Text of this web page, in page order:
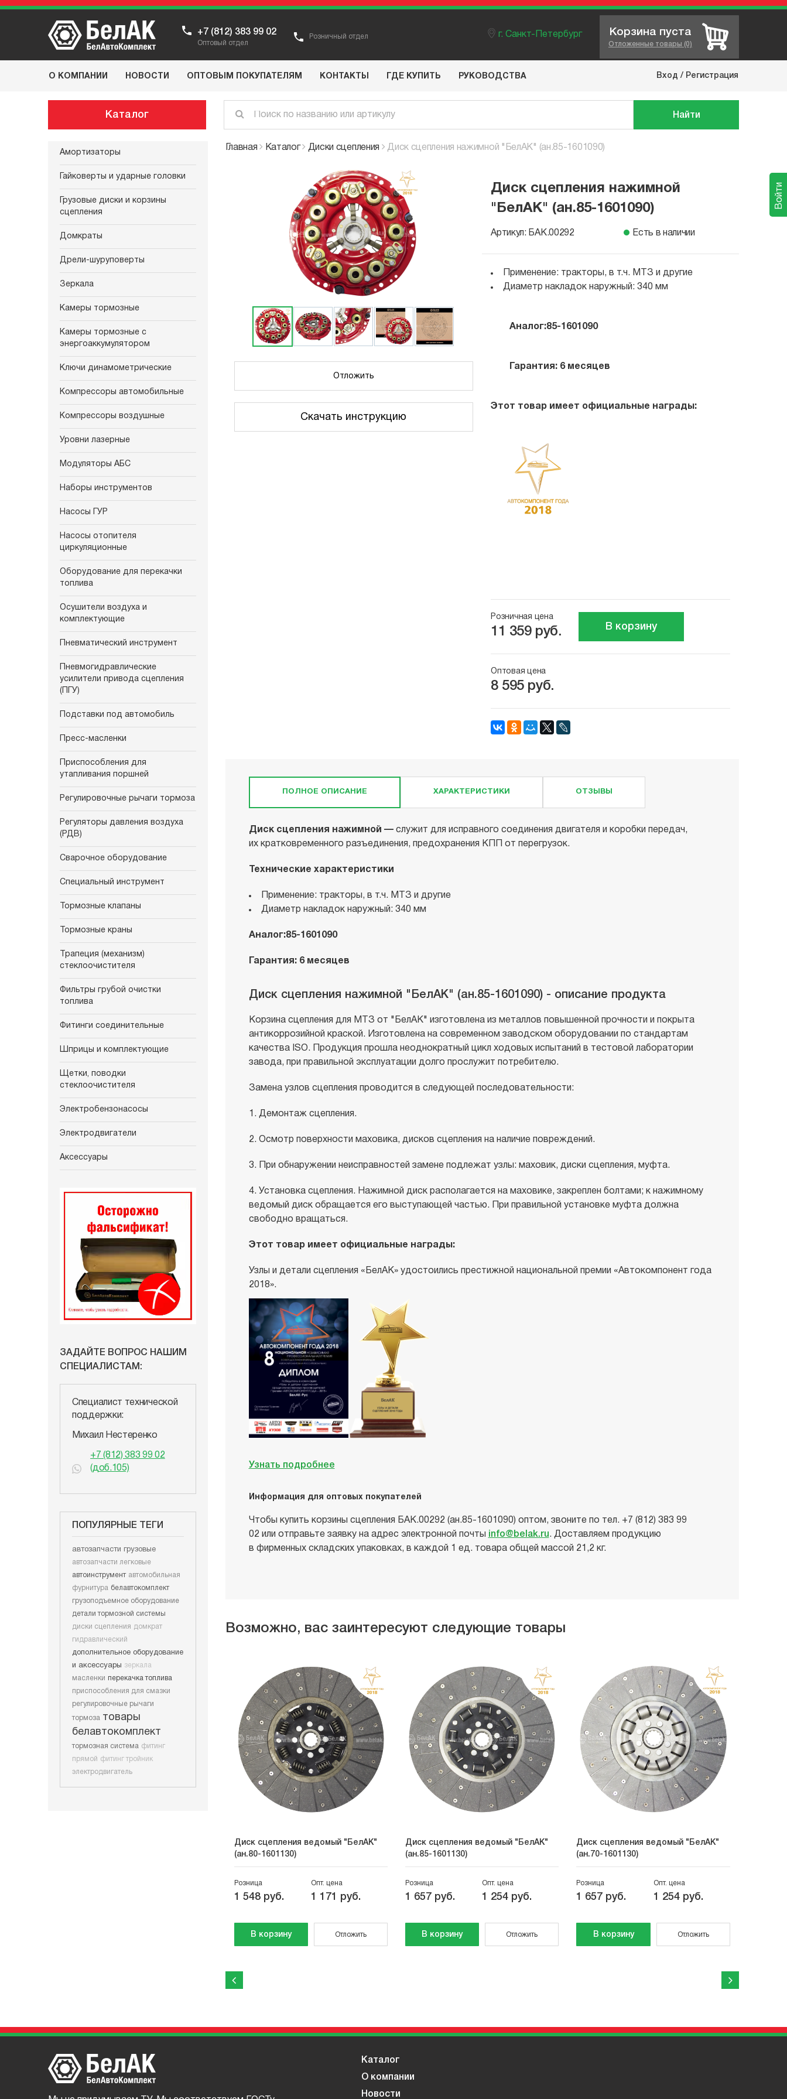
+7 (812) 383 99 02
Оптовый отдел
Розничный отдел г. Санкт-Петербург Корзина пуста
Отложенные товары (0)
О КОМПАНИИ НОВОСТИ ОПТОВЫМ ПОКУПАТЕЛЯМ КОНТАКТЫ ГДЕ КУПИТЬ РУКОВОДСТВА Вход / Регистрация
Каталог Найти
Амортизаторы
Гайковерты и ударные головки
Грузовые диски и корзины
сцепления
Домкраты
Дрели-шуруповерты
Зеркала
Камеры тормозные
Камеры тормозные с
энергоаккумулятором
Ключи динамометрические
Компрессоры автомобильные
Компрессоры воздушные
Уровни лазерные
Модуляторы АБС
Наборы инструментов
Насосы ГУР
Насосы отопителя
циркуляционные
Оборудование для перекачки
топлива
Осушители воздуха и
комплектующие
Пневматический инструмент
Пневмогидравлические
усилители привода сцепления
(ПГУ)
Подставки под автомобиль
Пресс-масленки
Приспособления для
утапливания поршней
Регулировочные рычаги тормоза
Регуляторы давления воздуха
(РДВ)
Сварочное оборудование
Специальный инструмент
Тормозные клапаны
Тормозные краны
Трапеция (механизм)
стеклоочистителя
Фильтры грубой очистки
топлива
Фитинги соединительные
Шприцы и комплектующие
Щетки, поводки
стеклоочистителя
Электробензонасосы
Электродвигатели
Аксессуары
ЗАДАЙТЕ ВОПРОС НАШИМ
СПЕЦИАЛИСТАМ:
Специалист технической
поддержки:
Михаил Нестеренко
+7 (812) 383 99 02
(доб.105)
ПОПУЛЯРНЫЕ ТЕГИ
автозапчасти грузовые
автозапчасти легковые
автоинструмент автомобильная
фурнитура белавтокомплект
грузоподъемное оборудование
детали тормозной системы
диски сцепления
домкрат
гидравлический
дополнительное оборудование
и аксессуары зеркала
масленки перекачка топлива
приспособления для смазки
регулировочные рычаги
тормоза товары
белавтокомплект
тормозная система фитинг
прямой фитинг тройник
электродвигатель
Главная Каталог Диски сцепления Диск сцепления нажимной "БелАК" (ан.85-1601090)
Отложить
Скачать инструкцию
Диск сцепления нажимной
"БелАК" (ан.85-1601090)
Артикул: БАК.00292 Есть в наличии
Применение: тракторы, в т.ч. МТЗ и другие
Диаметр накладок наружный: 340 мм
Аналог:85-1601090
Гарантия: 6 месяцев
Этот товар имеет официальные награды:
Розничная цена
11 359 руб. В корзину
Оптовая цена
8 595 руб.
ПОЛНОЕ ОПИСАНИЕ ХАРАКТЕРИСТИКИ ОТЗЫВЫ
Диск сцепления нажимной —служит для исправного соединения двигателя и коробки передач,
их кратковременного разъединения, предохранения КПП от перегрузок.
Технические характеристики
Применение: тракторы, в т.ч. МТЗ и другие
Диаметр накладок наружный: 340 мм
Аналог:85-1601090
Гарантия: 6 месяцев
Диск сцепления нажимной "БелАК" (ан.85-1601090) - описание продукта
Корзина сцепления для МТЗ от "БелАК" изготовлена из металлов повышенной прочности и покрыта
антикоррозийной краской. Изготовлена на современном заводском оборудовании по стандартам
качества ISO. Продукция прошла неоднократный цикл ходовых испытаний в тестовой лаборатории
завода, при правильной эксплуатации долго прослужит потребителю.
Замена узлов сцепления проводится в следующей последовательности:
1. Демонтаж сцепления.
2. Осмотр поверхности маховика, дисков сцепления на наличие повреждений.
3. При обнаружении неисправностей замене подлежат узлы: маховик, диски сцепления, муфта.
4. Установка сцепления. Нажимной диск располагается на маховике, закреплен болтами; к нажимному
ведомый диск обращается его выступающей частью. При правильной установке муфта должна
свободно вращаться.
Этот товар имеет официальные награды:
Узлы и детали сцепления «БелАК» удостоились престижной национальной премии «Автокомпонент года
2018».
Узнать подробнее
Информация для оптовых покупателей
Чтобы купить корзины сцепления БАК.00292 (ан.85-1601090) оптом, звоните по тел. +7 (812) 383 99
02 или отправьте заявку на адрес электронной почты info@belak.ru. Доставляем продукцию
в фирменных складских упаковках, в каждой 1 ед. товара общей массой 21,2 кг.
Возможно, вас заинтересуют следующие товары
Диск сцепления ведомый "БелАК"
(ан.80-1601130)
Розница
1 548 руб.
Опт. цена
1 171 руб.
В корзину Отложить
Диск сцепления ведомый "БелАК"
(ан.85-1601130)
Розница
1 657 руб.
Опт. цена
1 254 руб.
В корзину Отложить
Диск сцепления ведомый "БелАК"
(ан.70-1601130)
Розница
1 657 руб.
Опт. цена
1 254 руб.
В корзину Отложить
Каталог
О компании
Новости
Войти